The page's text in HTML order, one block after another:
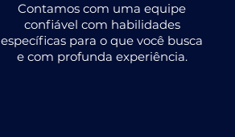
Contamos com uma equipe
confiável com habilidades
específicas para o que você busca
e com profunda experiência.